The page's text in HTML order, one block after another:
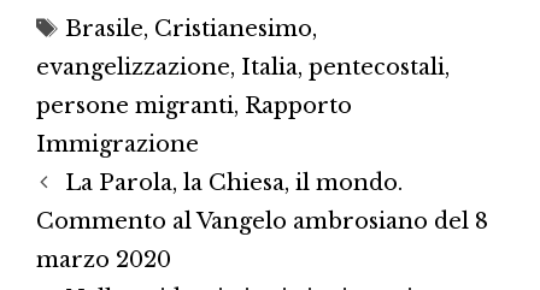
Tag
Brasile, Cristianesimo,
evangelizzazione, Italia, pentecostali,
persone migranti, Rapporto
Immigrazione
La Parola, la Chiesa, il mondo.
Commento al Vangelo ambrosiano del 8
marzo 2020